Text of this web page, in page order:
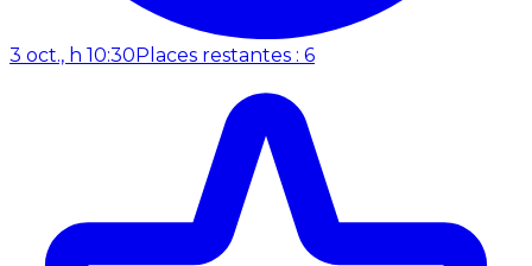
3 oct., h 10:30 Places restantes : 6